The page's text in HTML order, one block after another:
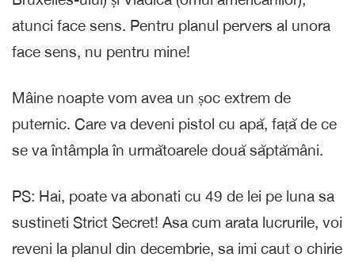
atunci face sens. Pentru planul pervers al unora
face sens, nu pentru mine!
Mâine noapte vom avea un șoc extrem de
puternic. Care va deveni pistol cu apă, față de ce
se va întâmpla în următoarele două săptămâni.
PS: Hai, poate va abonati cu 49 de lei pe luna sa
sustineti Strict Secret! Asa cum arata lucrurile, voi
reveni la planul din decembrie, sa imi caut o chirie